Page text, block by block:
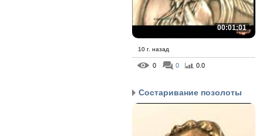
00:01:01
10 г. назад
0 0 0.0
Состаривание позолоты